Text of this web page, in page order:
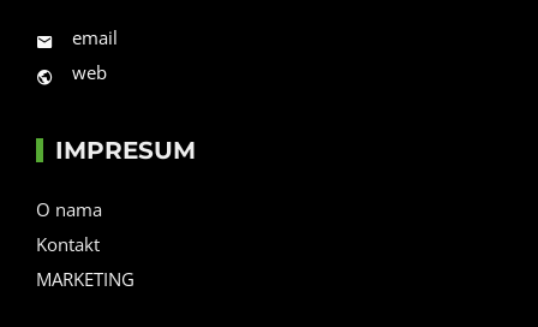
email
web
IMPRESUM
O nama
Kontakt
MARKETING